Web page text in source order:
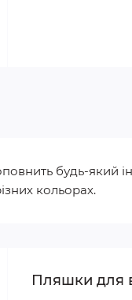
будь-який
кольорах.
Пляшки для